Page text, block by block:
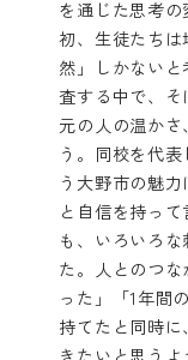
を通じた思考
初、生徒たち
然」しかない
査する中で、
元の人の温か
う。同校を代
う大野市の魅
と自信を持っ
も、いろいろ
た。人とのつ
った」「1年間
持てたと同時
きたいと思うよ